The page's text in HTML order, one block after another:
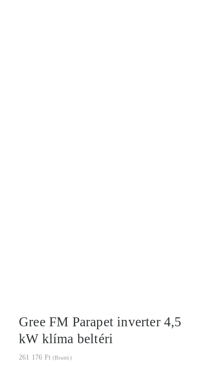
Gree FM Parapet inverter 4,5
kW klíma beltéri
261 176 Ft (Bruttó)